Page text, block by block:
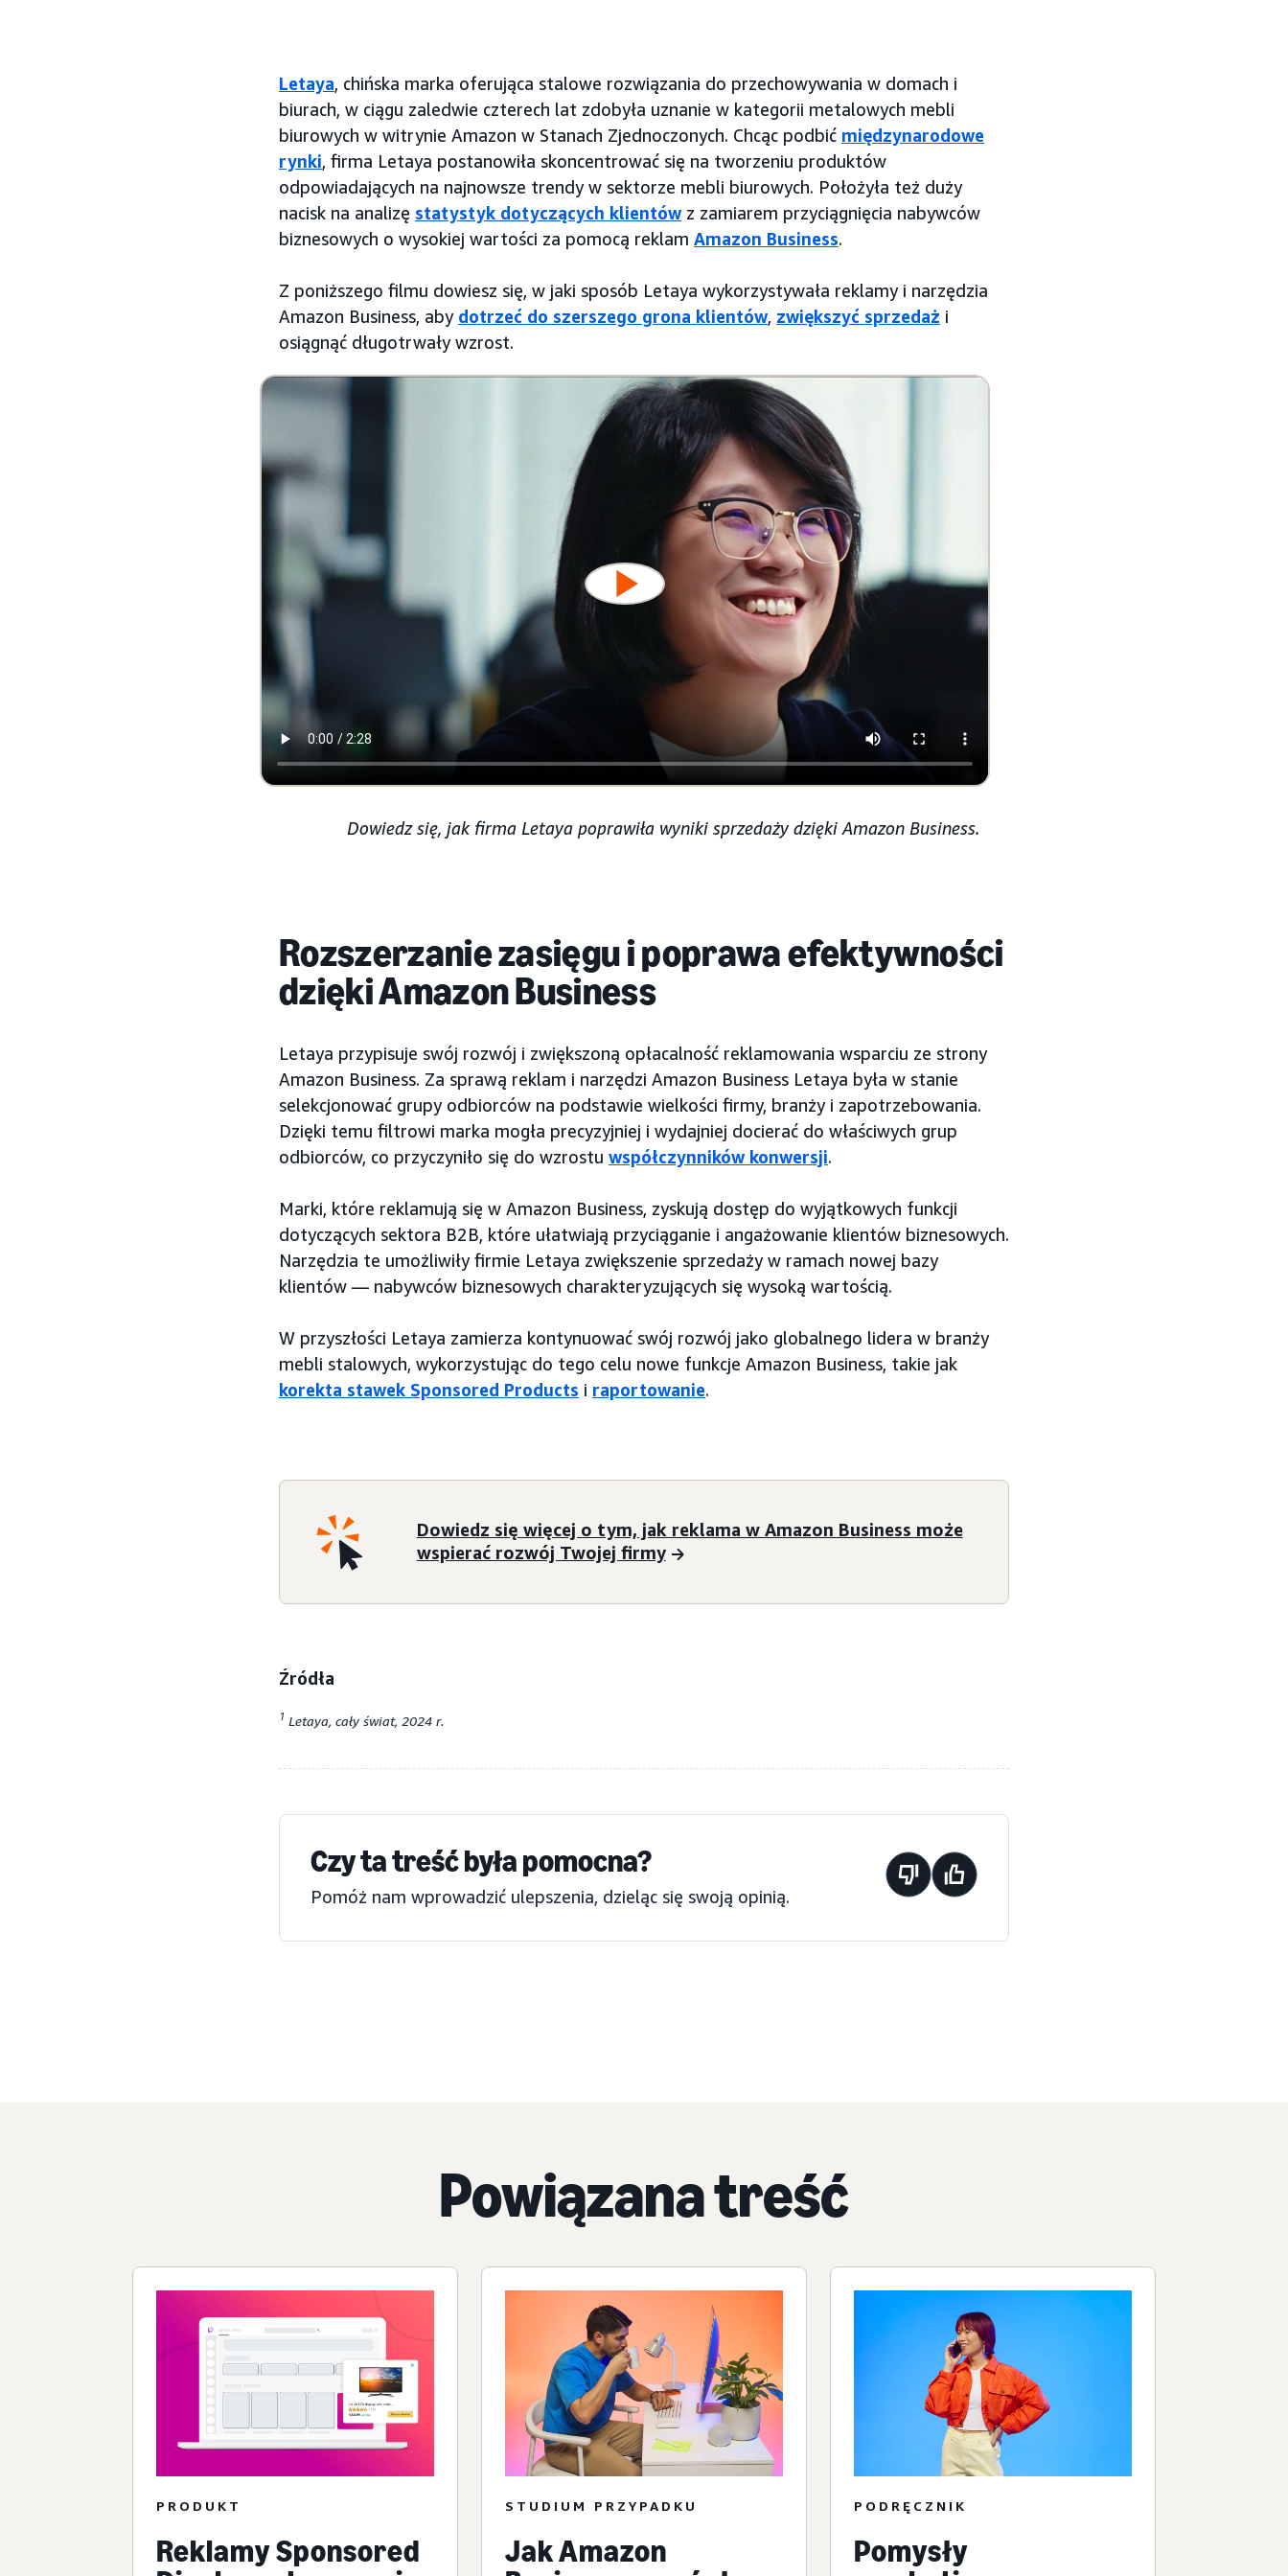
Letaya, chińska marka oferująca stalowe rozwiązania do przechowywania w domach i
biurach, w ciągu zaledwie czterech lat zdobyła uznanie w kategorii metalowych mebli
biurowych w witrynie Amazon w Stanach Zjednoczonych. Chcąc podbić międzynarodowe
rynki, firma Letaya postanowiła skoncentrować się na tworzeniu produktów
odpowiadających na najnowsze trendy w sektorze mebli biurowych. Położyła też duży
nacisk na analizę statystyk dotyczących klientówz zamiarem przyciągnięcia nabywców
biznesowych o wysokiej wartości za pomocą reklam Amazon Business.
Z poniższego filmu dowiesz się, w jaki sposób Letaya wykorzystywała reklamy i narzędzia
Amazon Business, aby dotrzeć do szerszego grona klientów, zwiększyć sprzedaż i
osiągnąć długotrwały wzrost.
Dowiedz się, jak firma Letaya poprawiła wyniki sprzedaży dzięki Amazon Business.
Rozszerzanie zasięgu i poprawa efektywności
dzięki Amazon Business
Letaya przypisuje swój rozwój i zwiększoną opłacalność reklamowania wsparciu ze strony
Amazon Business. Za sprawą reklam i narzędzi Amazon Business Letaya była w stanie
selekcjonować grupy odbiorców na podstawie wielkości firmy, branży i zapotrzebowania.
Dzięki temu filtrowi marka mogła precyzyjniej i wydajniej docierać do właściwych grup
odbiorców, co przyczyniło się do wzrostu współczynników konwersji.
Marki, które reklamują się w Amazon Business, zyskują dostęp do wyjątkowych funkcji
dotyczących sektora B2B, które ułatwiają przyciąganie i angażowanie klientów biznesowych.
Narzędzia te umożliwiły firmie Letaya zwiększenie sprzedaży w ramach nowej bazy
klientów — nabywców biznesowych charakteryzujących się wysoką wartością.
W przyszłości Letaya zamierza kontynuować swój rozwój jako globalnego lidera w branży
mebli stalowych, wykorzystując do tego celu nowe funkcje Amazon Business, takie jak
korekta stawek Sponsored Products i raportowanie.
Dowiedz się więcej o tym, jak reklama w Amazon Business może
wspierać rozwój Twojej firmy
Źródła
1 Letaya, cały świat, 2024 r.
Czy ta treść była pomocna?
Pomóż nam wprowadzić ulepszenia, dzieląc się swoją opinią.
Powiązana treść
PRODUKT
Reklamy Sponsored
STUDIUM PRZYPADKU
Jak Amazon
PODRĘCZNIK
Pomysły